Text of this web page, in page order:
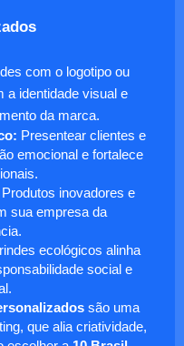
com o logotipo ou
a identidade visual e
da marca.
Presentear clientes e
emocional e fortalece
Produtos inovadores e
sua empresa da
ecológicos alinha
social e
são uma
que alia criatividade,